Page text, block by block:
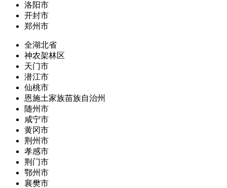
洛阳市
开封市
郑州市
全湖北省
神农架林区
天门市
潜江市
仙桃市
恩施土家族苗族自治州
随州市
咸宁市
黄冈市
荆州市
孝感市
荆门市
鄂州市
襄樊市